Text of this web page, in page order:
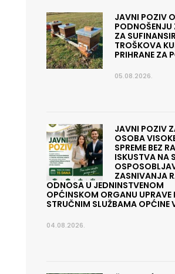
JAVNI POZIV O
ZA
TROŠKOVA
PRIHRANE ZA
05.08.2026.
JAVNI POZIV
OSOBA
SPREME BEZ
ISKUSTVA NA
ZASNIVANJA
ODNOSA U JEDNINSTVENOM
OPĆINSKOM ORGANU UPRAVE I
STRUČNIM SLUŽBAMA OPĆINE
04.08.2026.